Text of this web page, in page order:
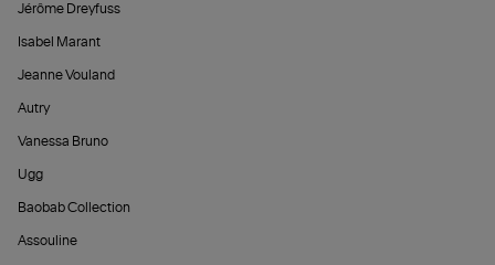
Jérôme Dreyfuss
Isabel Marant
Jeanne Vouland
Autry
Vanessa Bruno
Ugg
Baobab Collection
Assouline